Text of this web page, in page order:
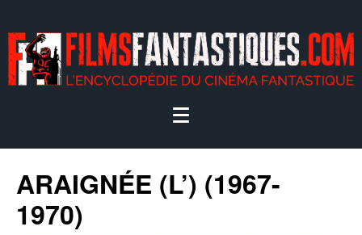
ARAIGNÉE (L’) (1967-
1970)